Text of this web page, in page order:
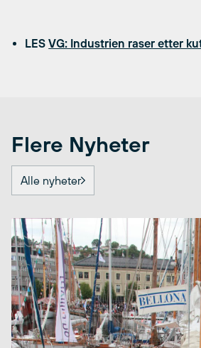
LESVG: Industrien raser etter
Flere Nyheter
Alle nyheter